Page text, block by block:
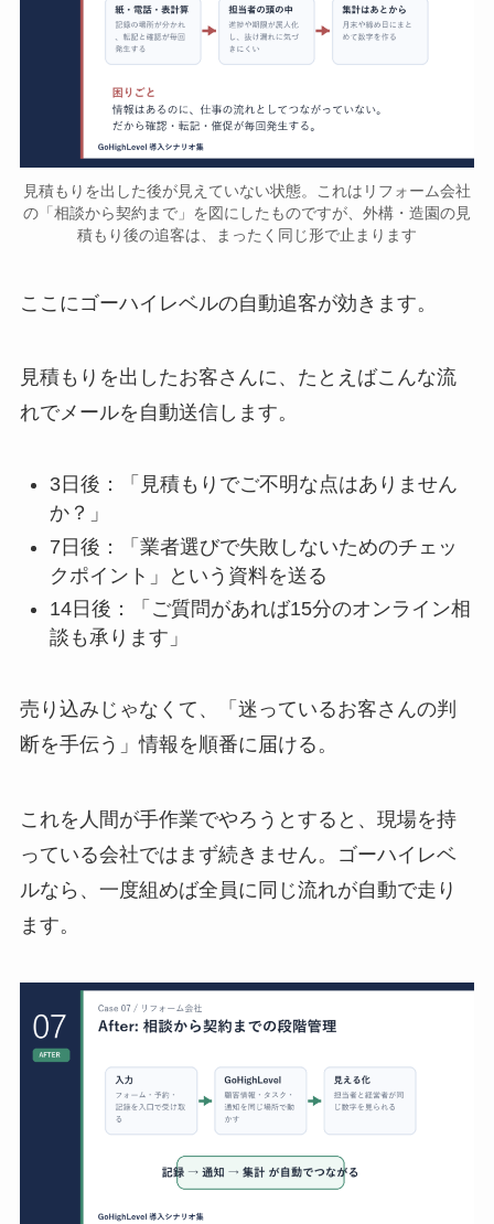
見積もりを出した後が見えていない状態。これはリフォーム会社
の「相談から契約まで」を図にしたものですが、外構・造園の見
積もり後の追客は、まったく同じ形で止まります
ここにゴーハイレベルの自動追客が効きます。
見積もりを出したお客さんに、たとえばこんな流
れでメールを自動送信します。
3日後：「見積もりでご不明な点はありません
か？」
7日後：「業者選びで失敗しないためのチェッ
クポイント」という資料を送る
14日後：「ご質問があれば15分のオンライン相
談も承ります」
売り込みじゃなくて、「迷っているお客さんの判
断を手伝う」情報を順番に届ける。
これを人間が手作業でやろうとすると、現場を持
っている会社ではまず続きません。ゴーハイレベ
ルなら、一度組めば全員に同じ流れが自動で走り
ます。